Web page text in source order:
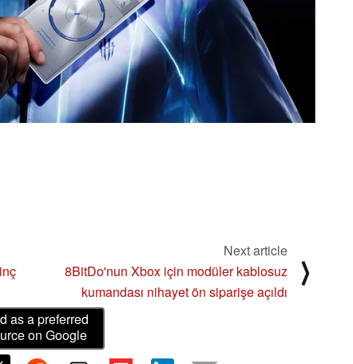
Next article
8BitDo'nun Xbox için modüler kablosuz
kumandası nihayet ön siparişe açıldı
⟩
as a preferred
on Google